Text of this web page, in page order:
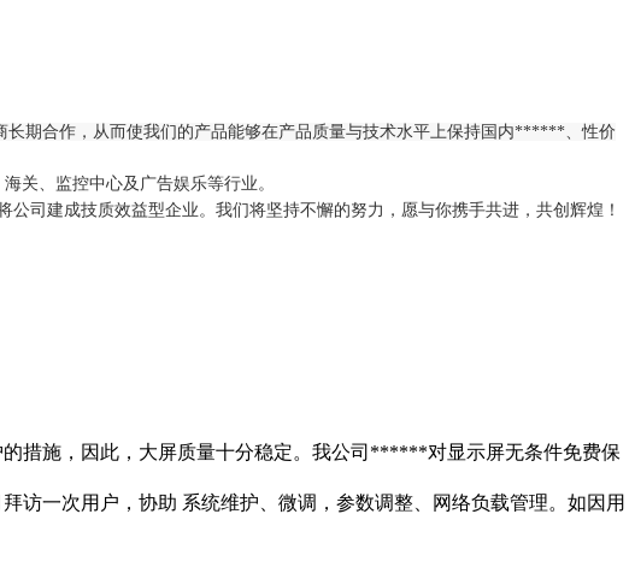
合作，从而使我们的产品能够在产品质量与技术水平上保持国内******、性价
关、监控中心及广告娱乐等行业。
司建成技质效益型企业。我们将坚持不懈的努力，愿与你携手共进，共创辉煌！
施，因此，大屏质量十分稳定。我公司******对显示屏无条件免费保
一次用户，协助 系统维护、微调，参数调整、网络负载管理。如因用